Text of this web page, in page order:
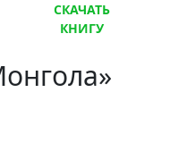
СКАЧАТЬ
КНИГУ